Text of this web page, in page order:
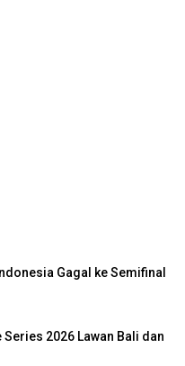
Gagal ke Semifinal
2026 Lawan Bali dan